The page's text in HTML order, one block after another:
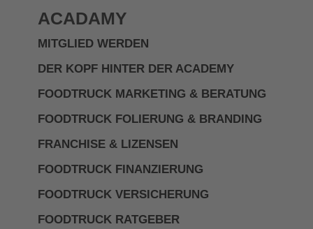
ACADAMY
MITGLIED WERDEN
DER KOPF HINTER DER ACADEMY
FOODTRUCK MARKETING & BERATUNG
FOODTRUCK FOLIERUNG & BRANDING
FRANCHISE & LIZENSEN
FOODTRUCK FINANZIERUNG
FOODTRUCK VERSICHERUNG
FOODTRUCK RATGEBER